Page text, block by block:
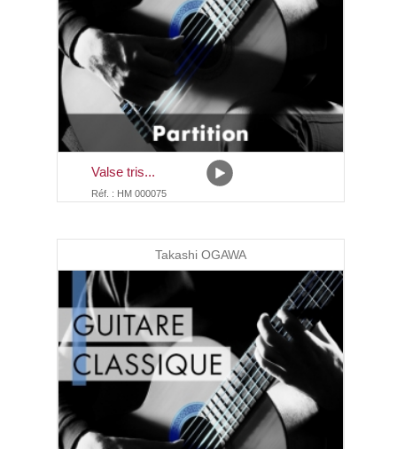
Valse tris...
Réf. : HM 000075
Takashi OGAWA